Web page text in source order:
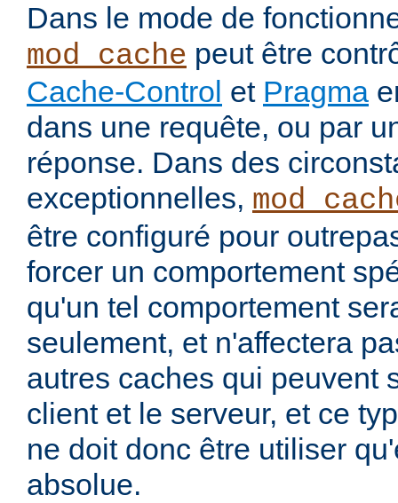
Dans le mode de
mod_cache peut être
Cache-Control et Pragma
dans une requête, ou par
réponse. Dans des
exceptionnelles,
être configuré pour
forcer un comportement
qu'un tel comportement
seulement, et n'affectera
autres caches qui peuvent
client et le serveur, et ce
ne doit donc être utiliser
absolue.